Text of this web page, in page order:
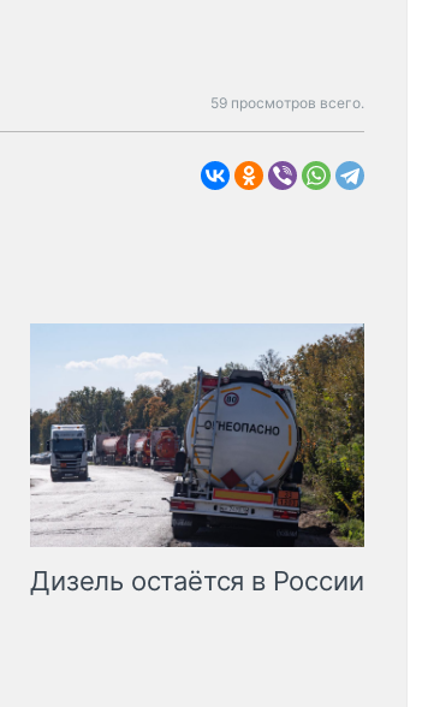
59 просмотров всего.
Дизель остаётся в России